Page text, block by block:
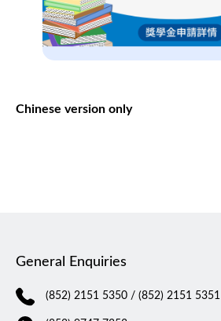
Chinese version only
General Enquiries
(852) 2151 5350 / (852) 2151 5351